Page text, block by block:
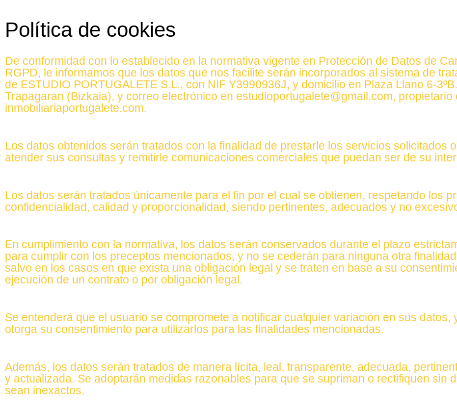
Política de cookies
De conformidad con lo establecido en la normativa vigente en Protección de Datos de
RGPD, le informamos que los datos que nos facilite serán incorporados al sistema de
de ESTUDIO PORTUGALETE S.L., con NIF Y3990936J, y domicilio en Plaza Llano 6-
Trapagaran (Bizkaia), y correo electrónico en estudioportugalete@gmail.com, propietario
inmobiliariaportugalete.com.
Los datos obtenidos serán tratados con la finalidad de prestarle los servicios solicitados
atender sus consultas y remitirle comunicaciones comerciales que puedan ser de su
Los datos serán tratados únicamente para el fin por el cual se obtienen, respetando los
confidencialidad, calidad y proporcionalidad, siendo pertinentes, adecuados y no
En cumplimiento con la normativa, los datos serán conservados durante el plazo
para cumplir con los preceptos mencionados, y no se cederán para ninguna otra
salvo en los casos en que exista una obligación legal y se traten en base a su
ejecución de un contrato o por obligación legal.
Se entenderá que el usuario se compromete a notificar cualquier variación en sus datos,
otorga su consentimiento para utilizarlos para las finalidades mencionadas.
Además, los datos serán tratados de manera lícita, leal, transparente, adecuada,
y actualizada. Se adoptarán medidas razonables para que se supriman o rectifiquen sin
sean inexactos.